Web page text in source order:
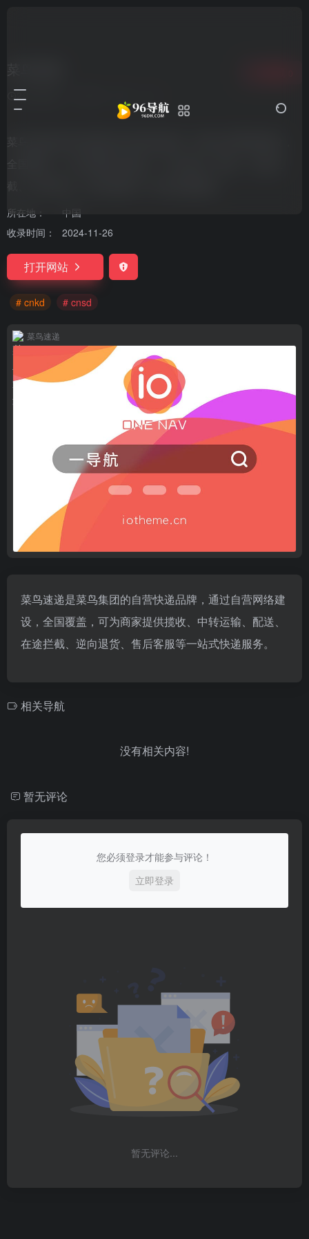
2年前更新
全国覆盖，可为商家提供揽收、中转运输、配送、在途拦
截、逆向退货、售后客服等一站式快递服务。
所在地：
中国
收录时间：
2024-11-26
打开网站
# cnkd # cnsd
菜鸟速递
菜鸟速递是菜鸟集团的自营快递品牌，通过自营网络建
设，全国覆盖，可为商家提供揽收、中转运输、配送、
在途拦截、逆向退货、售后客服等一站式快递服务。
相关导航
没有相关内容!
暂无评论
您必须登录才能参与评论！
立即登录
暂无评论...